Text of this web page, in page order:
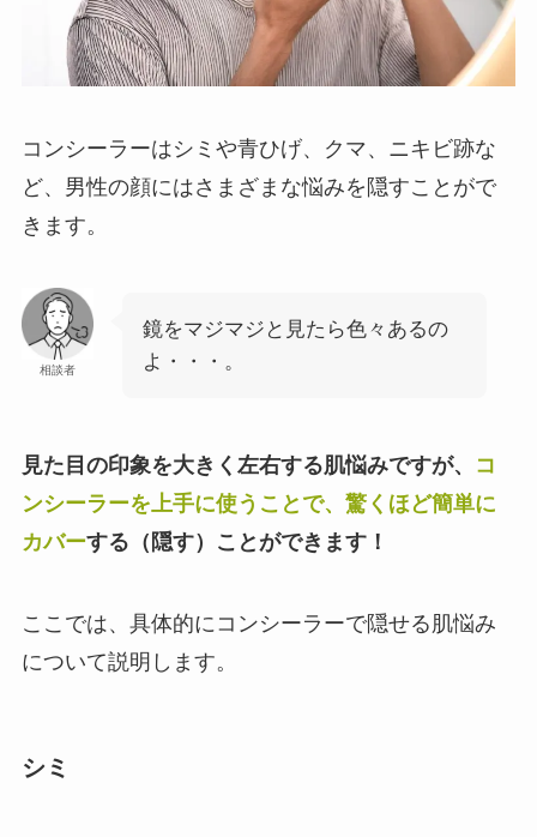
コンシーラーはシミや青ひげ、クマ、ニキビ跡な
ど、男性の顔にはさまざまな悩みを隠すことがで
きます。
相談者
鏡をマジマジと見たら色々あるの
よ・・・。
見た目の印象を大きく左右する肌悩みですが、
コ
ンシーラーを上手に使うことで、驚くほど簡単に
カバーする（隠す）ことができます！
ここでは、具体的にコンシーラーで隠せる肌悩み
について説明します。
シミ